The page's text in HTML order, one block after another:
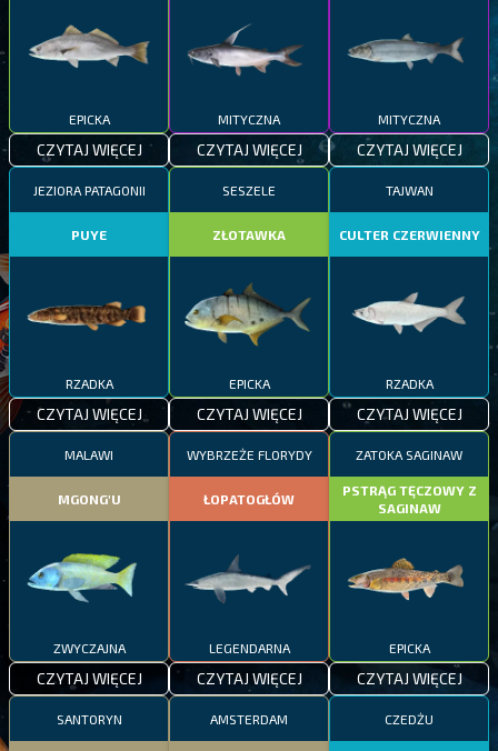
EPICKA
CZYTAJ WIĘCEJ
MITYCZNA
CZYTAJ WIĘCEJ
MITYCZNA
CZYTAJ WIĘCEJ
JEZIORA PATAGONII
PUYE
RZADKA
CZYTAJ WIĘCEJ
SESZELE
ZŁOTAWKA
EPICKA
CZYTAJ WIĘCEJ
TAJWAN
CULTER CZERWIENNY
RZADKA
CZYTAJ WIĘCEJ
MALAWI
MGONG'U
ZWYCZAJNA
CZYTAJ WIĘCEJ
WYBRZEŻE FLORYDY
ŁOPATOGŁÓW
LEGENDARNA
CZYTAJ WIĘCEJ
ZATOKA SAGINAW
PSTRĄG TĘCZOWY Z
SAGINAW
EPICKA
CZYTAJ WIĘCEJ
SANTORYN AMSTERDAM CZEDŻU